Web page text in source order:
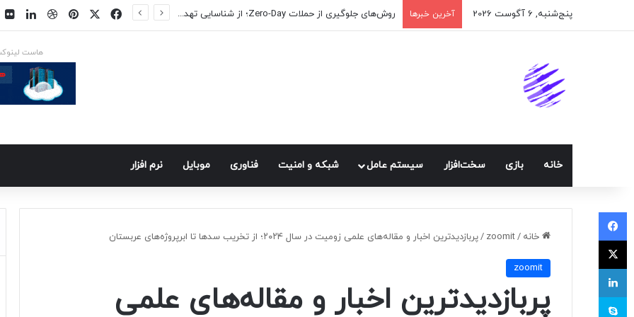
پنج‌شنبه, 6 آگوست 2026 آخرین خبرها اپلیکیشن پیام‌رسان ایکس در راه است فیسبوک
ایکس پینتریستدریبببل
هاست
خانه بازی سخت‌افزار سيستم عامل شبكه و امنيت فناوری موبايل نرم افزار
خانه /
zoomit
/پربازدیدترین اخبار و مقاله‌های علمی زومیت در سال ۲۰۲۴؛ از تخریب سدها تا ابرپروژه‌های عربستان
zoomit
پربازدیدترین اخبار و مقاله‌های علمی
فیسبوک